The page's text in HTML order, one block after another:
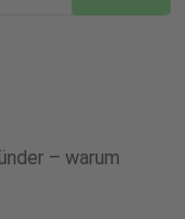
– warum